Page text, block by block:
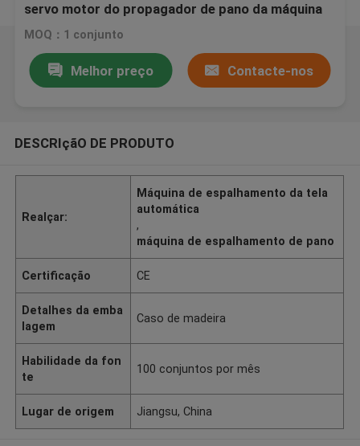
servo motor do propagador de pano da máquina
da tela dos materiais das esteiras do carro
MOQ：1 conjunto
Melhor preço Contacte-nos
DESCRIçãO DE PRODUTO
Realçar:
Máquina de espalhamento da tela
automática
,
máquina de espalhamento de pano
Certificação CE
Detalhes da emba
lagem
Caso de madeira
Habilidade da fon
te
100 conjuntos por mês
Lugar de origem Jiangsu, China